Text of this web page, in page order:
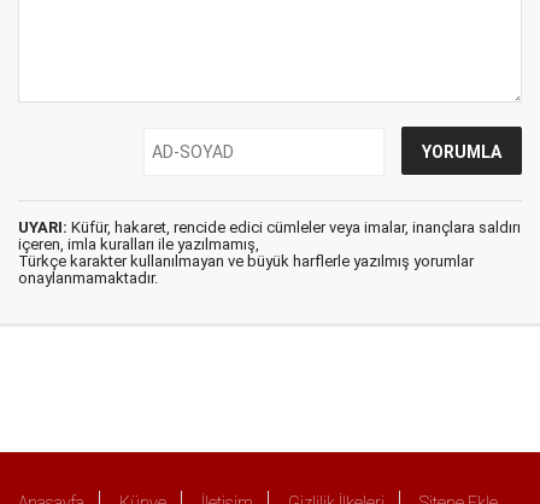
UYARI: Küfür, hakaret, rencide edici cümleler veya imalar, inançlara saldırı
içeren, imla kuralları ile yazılmamış,
Türkçe karakter kullanılmayan ve büyük harflerle yazılmış yorumlar
onaylanmamaktadır.